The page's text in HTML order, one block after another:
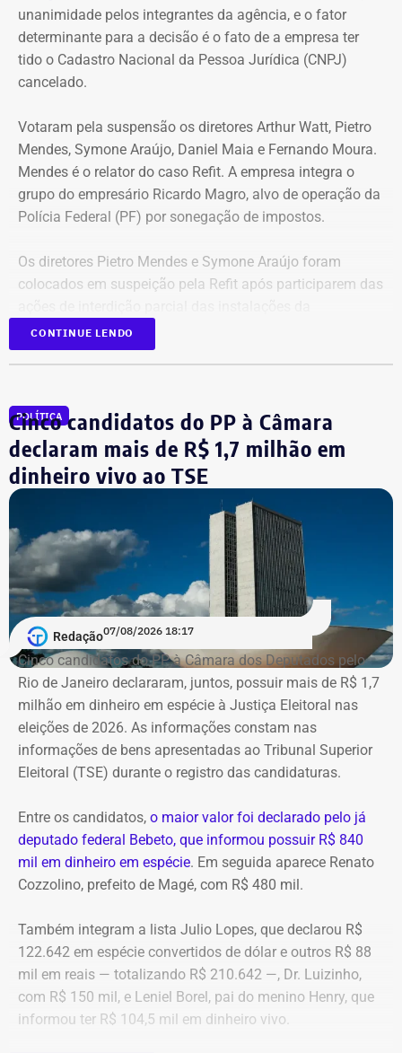
Benz AMG G63, avaliado em R$ 2,35 milhões, um
Volkswagen Passat de R$ 115 mil, R$ 709 mil em “bens
móveis de uso pessoal” e R$ 35 mil em dinheiro em
espécie.
Reprodução/Internet
unanimidade pelos integrantes da agência, e o fator
determinante para a decisão é o fato de a empresa ter
tido o Cadastro Nacional da Pessoa Jurídica (CNPJ)
cancelado.
Votaram pela suspensão os diretores Arthur Watt, Pietro
Mendes, Symone Araújo, Daniel Maia e Fernando Moura.
Mendes é o relator do caso Refit. A empresa integra o
grupo do empresário Ricardo Magro, alvo de operação da
Polícia Federal (PF) por sonegação de impostos.
Os diretores Pietro Mendes e Symone Araújo foram
colocados em suspeição pela Refit após participarem das
companhia em setembro de 2025.
liminar, porém, o Superior Tribunal de Justiça (STJ)
garantiu a participação dos dois diretores na votação até
que o mérito da questão seja analisado pela Corte.
Segundo as investigações, a refinaria importava
combustível quase pronto, mas fingia que o material era
matéria-prima e simulava uma operação de refino na sua
unidade fantasma de Manguinhos.
A Polícia Federal indica que a operação era feita de
fachada para não pagar o ICMS na chegada do
combustível ao país. Com a Refit postergava de
pagamentos de impostos, a empresa só deveria pagar o
tributo no momento da venda para o consumidor final,
algo que nunca foi feito, de acordo com a investigação.
*Com informações do blog do Octávio Guedes, do portal
CONTINUE LENDO
POLÍTICA
Cinco candidatos do PP à Câmara
declaram mais de R$ 1,7 milhão em
dinheiro vivo ao TSE
Redação07/08/2026 18:17
Cinco candidatos do PP à Câmara dos Deputados pelo
Rio de Janeiro declararam, juntos, possuir mais de R$ 1,7
milhão em dinheiro em espécie à Justiça Eleitoral nas
eleições de 2026. As informações constam nas
informações de bens apresentadas ao Tribunal Superior
Eleitoral (TSE) durante o registro das candidaturas.
Entre os candidatos, o maior valor foi declarado pelo já
deputado federal Bebeto, que informou possuir R$ 840
mil em dinheiro em espécie. Em seguida aparece Renato
Cozzolino, prefeito de Magé, com R$ 480 mil.
Também integram a lista Julio Lopes, que declarou R$
122.642 em espécie convertidos de dólar e outros R$ 88
mil em reais — totalizando R$ 210.642 —, Dr. Luizinho,
com R$ 150 mil, e Leniel Borel, pai do menino Henry, que
informou ter R$ 104,5 mil em dinheiro vivo.